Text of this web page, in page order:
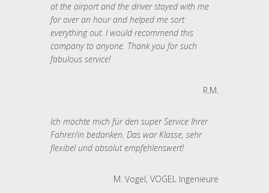
at the airport and the driver stayed with me
for over an hour and helped me sort
everything out. I would recommend this
company to anyone. Thank you for such
fabulous service!
R.M.
Ich möchte mich für den super Service Ihrer
Fahrer/in bedanken. Das war Klasse, sehr
flexibel und absolut empfehlenswert!
M. Vogel, VOGEL Ingenieure